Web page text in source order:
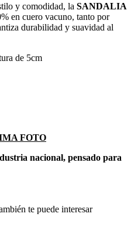
y comodidad, la SANDALIA
en cuero vacuno, tanto por
durabilidad y suavidad al
de 5cm
FOTO
nacional, pensado para